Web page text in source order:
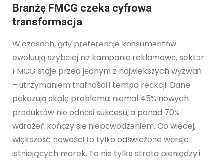
Branżę FMCG czeka cyfrowa
transformacja
W czasach, gdy preferencje konsumentów
ewoluują szybciej niż kampanie reklamowe, sektor
FMCG staje przed jednym z największych wyzwań
– utrzymaniem trafności i tempa reakcji. Dane
pokazują skalę problemu: niemal 45% nowych
produktów nie odnosi sukcesu, a ponad 70%
wdrożeń kończy się niepowodzeniem. Co więcej,
większość nowości to tylko odświeżone wersje
istniejących marek. To nie tylko strata pieniędzy i